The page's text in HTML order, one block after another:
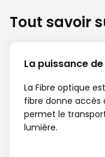
Tout savoir
La puissance
La Fibre optique
fibre donne accès
permet le
lumière.